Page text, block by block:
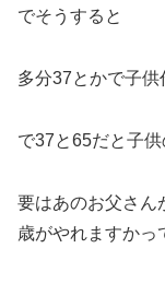
でそうすると
多分37とかで子
で37と65だと子
要はあのお父さん
歳がやれますかっ